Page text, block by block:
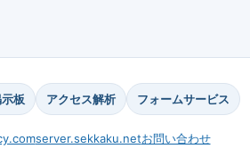
板 アクセス解析 フォームサービス
server.sekkaku.netお問い合わせ